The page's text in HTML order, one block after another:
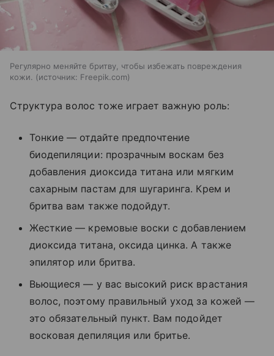
Регулярно меняйте бритву, чтобы избежать повреждения
кожи.
источник: Freepik.com
Структура волос тоже играет важную роль:
Тонкие — отдайте предпочтение
биодепиляции: прозрачным воскам без
добавления диоксида титана или мягким
сахарным пастам для шугаринга. Крем и
бритва вам также подойдут.
Жесткие — кремовые воски с добавлением
диоксида титана, оксида цинка. А также
эпилятор или бритва.
Вьющиеся — у вас высокий риск врастания
волос, поэтому правильный уход за кожей —
это обязательный пункт. Вам подойдет
восковая депиляция или бритье.